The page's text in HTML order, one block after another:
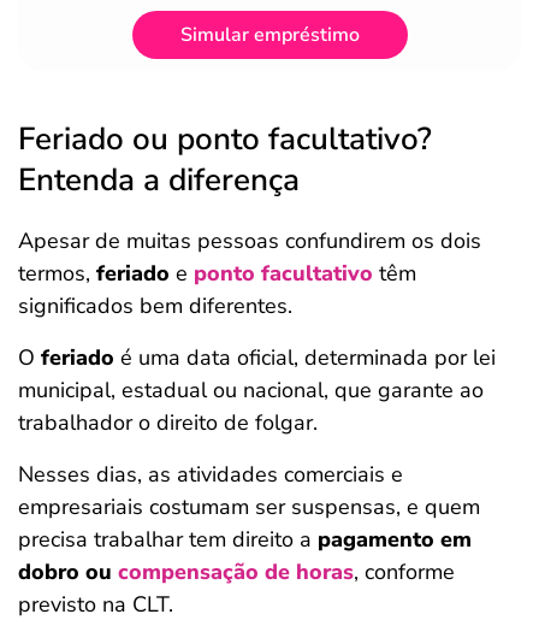
Simular empréstimo
Feriado ou ponto facultativo?
Entenda a diferença
Apesar de muitas pessoas confundirem os dois
termos, feriado e ponto facultativo têm
significados bem diferentes.
O feriado é uma data oficial, determinada por lei
municipal, estadual ou nacional, que garante ao
trabalhador o direito de folgar.
Nesses dias, as atividades comerciais e
empresariais costumam ser suspensas, e quem
precisa trabalhar tem direito a pagamento em
dobro ou compensação de horas, conforme
previsto na CLT.